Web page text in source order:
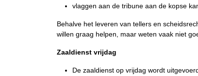
vlaggen aan de tribune aan de kopse
Behalve het leveren van tellers en
willen graag helpen, maar weten vaak niet
Zaaldienst vrijdag
De zaaldienst op vrijdag wordt